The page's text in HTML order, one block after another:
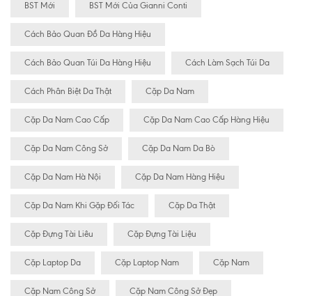
BST Mới BST Mới Của Gianni Conti
Cách Bảo Quan Đồ Da Hàng Hiệu
Cách Bảo Quan Túi Da Hàng Hiệu Cách Làm Sạch Túi Da
Cách Phân Biệt Da Thật Cặp Da Nam
Cặp Da Nam Cao Cấp Cặp Da Nam Cao Cấp Hàng Hiệu
Cặp Da Nam Công Sở Cặp Da Nam Da Bò
Cặp Da Nam Hà Nội Cặp Da Nam Hàng Hiệu
Cặp Da Nam Khi Gặp Đối Tác Cặp Da Thật
Cặp Đựng Tài Liêu Cặp Đựng Tài Liệu
Cặp Laptop Da Cặp Laptop Nam Cặp Nam
Cặp Nam Công Sở Cặp Nam Công Sở Đẹp